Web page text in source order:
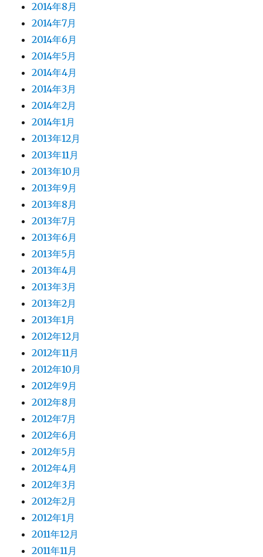
2014年8月
2014年7月
2014年6月
2014年5月
2014年4月
2014年3月
2014年2月
2014年1月
2013年12月
2013年11月
2013年10月
2013年9月
2013年8月
2013年7月
2013年6月
2013年5月
2013年4月
2013年3月
2013年2月
2013年1月
2012年12月
2012年11月
2012年10月
2012年9月
2012年8月
2012年7月
2012年6月
2012年5月
2012年4月
2012年3月
2012年2月
2012年1月
2011年12月
2011年11月